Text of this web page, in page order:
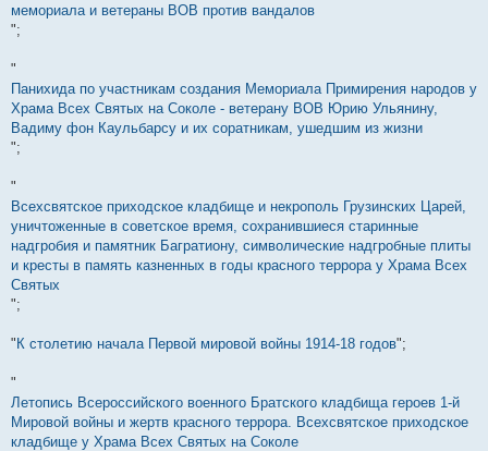
мемориала и ветераны ВОВ против вандалов
";
"
Панихида по участникам создания Мемориала Примирения народов у
Храма Всех Святых на Соколе - ветерану ВОВ Юрию Ульянину,
Вадиму фон Каульбарсу и их соратникам, ушедшим из жизни
";
"
Всехсвятское приходское кладбище и некрополь Грузинских Царей,
уничтоженные в советское время, сохранившиеся старинные
надгробия и памятник Багратиону, символические надгробные плиты
и кресты в память казненных в годы красного террора у Храма Всех
Святых
";
" К столетию начала Первой мировой войны 1914-18 годов";
"
Летопись Всероссийского военного Братского кладбища героев 1-й
Мировой войны и жертв красного террора. Всехсвятское приходское
кладбище у Храма Всех Святых на Соколе